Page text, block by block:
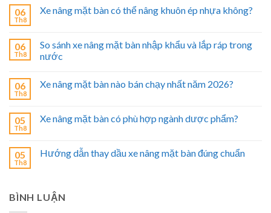
06
Th8
Xe nâng mặt bàn có thể nâng khuôn ép nhựa không?
06
Th8
So sánh xe nâng mặt bàn nhập khẩu và lắp ráp trong
nước
06
Th8
Xe nâng mặt bàn nào bán chạy nhất năm 2026?
05
Th8
Xe nâng mặt bàn có phù hợp ngành dược phẩm?
05
Th8
Hướng dẫn thay dầu xe nâng mặt bàn đúng chuẩn
BÌNH LUẬN